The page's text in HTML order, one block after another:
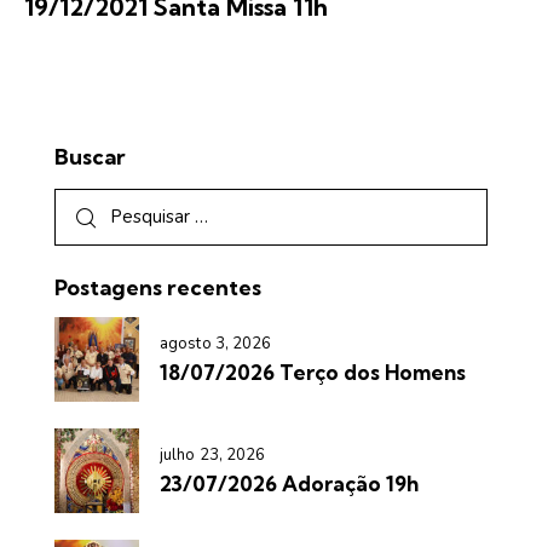
19/12/2021 Santa Missa 11h
Buscar
Postagens recentes
agosto 3, 2026
18/07/2026 Terço dos Homens
julho 23, 2026
23/07/2026 Adoração 19h